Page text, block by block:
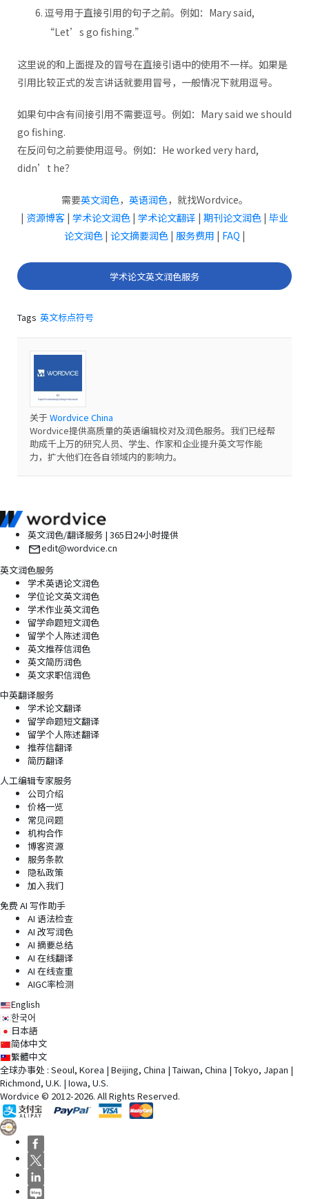
逗号用于直接引用的句子之前。例如：Mary said,
“Let’s go fishing.”
这里说的和上面提及的冒号在直接引语中的使用不一样。如果是
引用比较正式的发言讲话就要用冒号，一般情况下就用逗号。
如果句中含有间接引用不需要逗号。例如：Mary said we should
go fishing.
在反问句之前要使用逗号。例如：He worked very hard,
didn’t he？
需要英文润色， 英语润色，就找Wordvice。
| 资源博客 | 学术论文润色 | 学术论文翻译 | 期刊论文润色 | 毕业
论文润色| 论文摘要润色| 服务费用 | FAQ |
学术论文英文润色服务
Tags 英文标点符号
关于Wordvice China
Wordvice提供高质量的英语编辑校对及润色服务。我们已经帮
助成千上万的研究人员、学生、作家和企业提升英文写作能
力，扩大他们在各自领域内的影响力。
英文润色/翻译服务 | 365日24小时提供
edit@wordvice.cn
英文润色服务
学术英语论文润色
学位论文英文润色
学术作业英文润色
留学命题短文润色
留学个人陈述润色
英文推荐信润色
英文简历润色
英文求职信润色
中英翻译服务
学术论文翻译
留学命题短文翻译
留学个人陈述翻译
推荐信翻译
简历翻译
人工编辑专家服务
公司介绍
价格一览
常见问题
机构合作
博客资源
服务条款
隐私政策
加入我们
免费 AI 写作助手
AI 语法检查
AI 改写润色
AI 摘要总结
AI 在线翻译
AI 在线查重
AIGC率检测
English
한국어
日本語
简体中文
繁體中文
全球办事处 : Seoul, Korea | Beijing, China | Taiwan, China | Tokyo, Japan |
Richmond, U.K. | Iowa, U.S.
Wordvice © 2012-2026. All Rights Reserved.